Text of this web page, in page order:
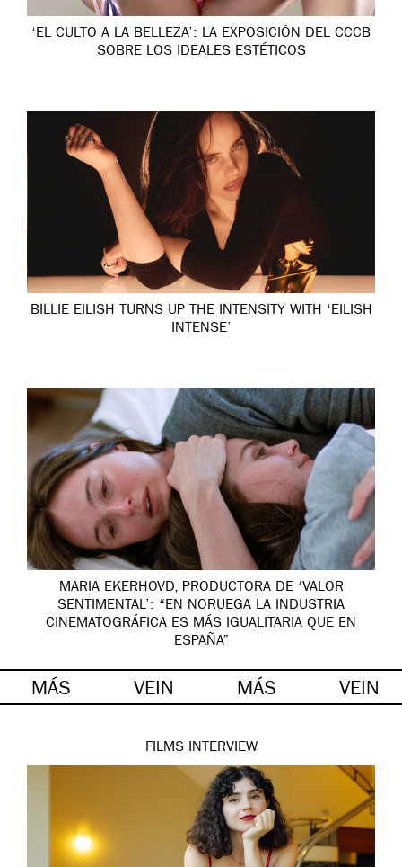
‘EL CULTO A LA BELLEZA’: LA EXPOSICIÓN DEL CCCB
SOBRE LOS IDEALES ESTÉTICOS
BILLIE EILISH TURNS UP THE INTENSITY WITH ‘EILISH
INTENSE’
MARIA EKERHOVD, PRODUCTORA DE ‘VALOR
SENTIMENTAL’: “EN NORUEGA LA INDUSTRIA
CINEMATOGRÁFICA ES MÁS IGUALITARIA QUE EN
ESPAÑA”
MÁS VEIN MÁS VEIN
FILMS INTERVIEW